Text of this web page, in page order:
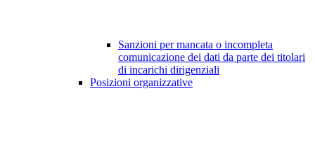
Sanzioni per mancata o incompleta
comunicazione dei dati da parte dei titolari
di incarichi dirigenziali
Posizioni organizzative